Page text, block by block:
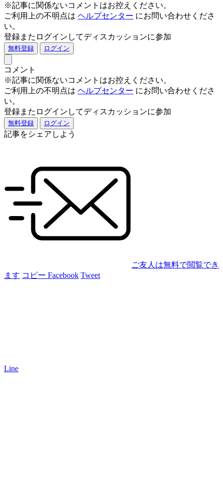
※記事に関係ないコメントはお控えください。
ご利用上の不明点は ヘルプセンター にお問い合わせくださ
い。
登録またログインしてディスカッションに参加
無料登録 ログイン
コメント
※記事に関係ないコメントはお控えください。
ご利用上の不明点は ヘルプセンター にお問い合わせくださ
い。
登録またログインしてディスカッションに参加
無料登録 ログイン
記事をシェアしよう
ご友人は無料で閲覧でき
ます コピー Facebook Tweet
Line